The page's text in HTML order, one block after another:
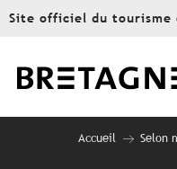
Aller
principal
Site officiel du tourisme
Accueil Selon